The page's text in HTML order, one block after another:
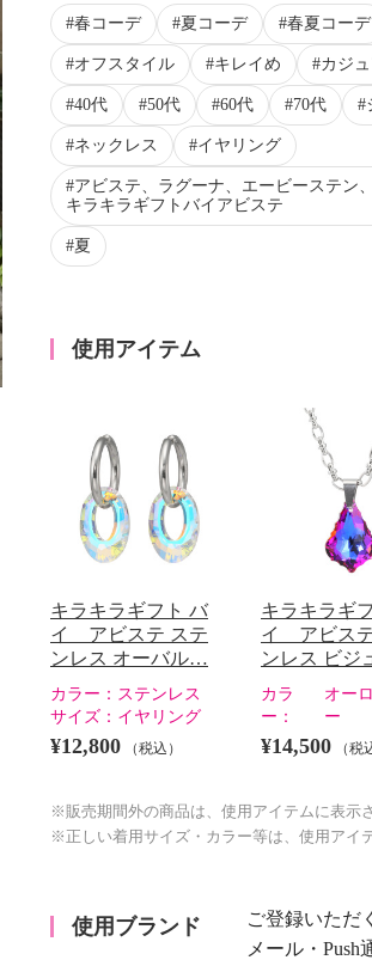
春コーデ 夏コーデ 春夏コーデ
オフスタイル キレイめ カジ
40代 50代 60代 70代
ネックレス イヤリング
アビステ、ラグーナ、エービーステン
キラキラギフトバイアビステ
夏
使用アイテム
キラキラギフト バ
イ アビステ ステ
ンレス オーバル…
カラー： ステンレス
サイズ： イヤリング
¥12,800 （税込）
キラキラギ
イ アビス
ンレス ビジ
カラ
ー：
オー
ー
¥14,500 （税
※販売期間外の商品は、使用アイテムに表示
※正しい着用サイズ・カラー等は、使用アイ
使用ブランド
ご登録いただ
メール・